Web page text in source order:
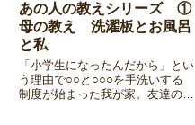
あの人の教えシリーズ ①
母の教え 洗濯板とお風呂
と私
「小学生になったんだから」とい
う理由で○○と○○○を手洗いする
制度が始まった我が家。友達の家